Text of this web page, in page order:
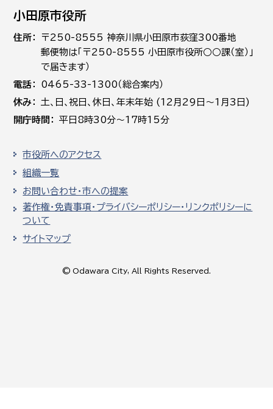
小田原市役所
住所
〒250-8555 神奈川県小田原市荻窪300番地
郵便物は「〒250-8555 小田原市役所○○課（室）」
で届きます）
電話
0465-33-1300（総合案内）
休み
土､日､祝日、休日、年末年始 (12月29日～1月3日)
開庁時間
平日8時30分～17時15分
市役所へのアクセス
組織一覧
お問い合わせ・市への提案
著作権・免責事項・プライバシーポリシー・リンクポリシーに
ついて
サイトマップ
© Odawara City, All Rights Reserved.